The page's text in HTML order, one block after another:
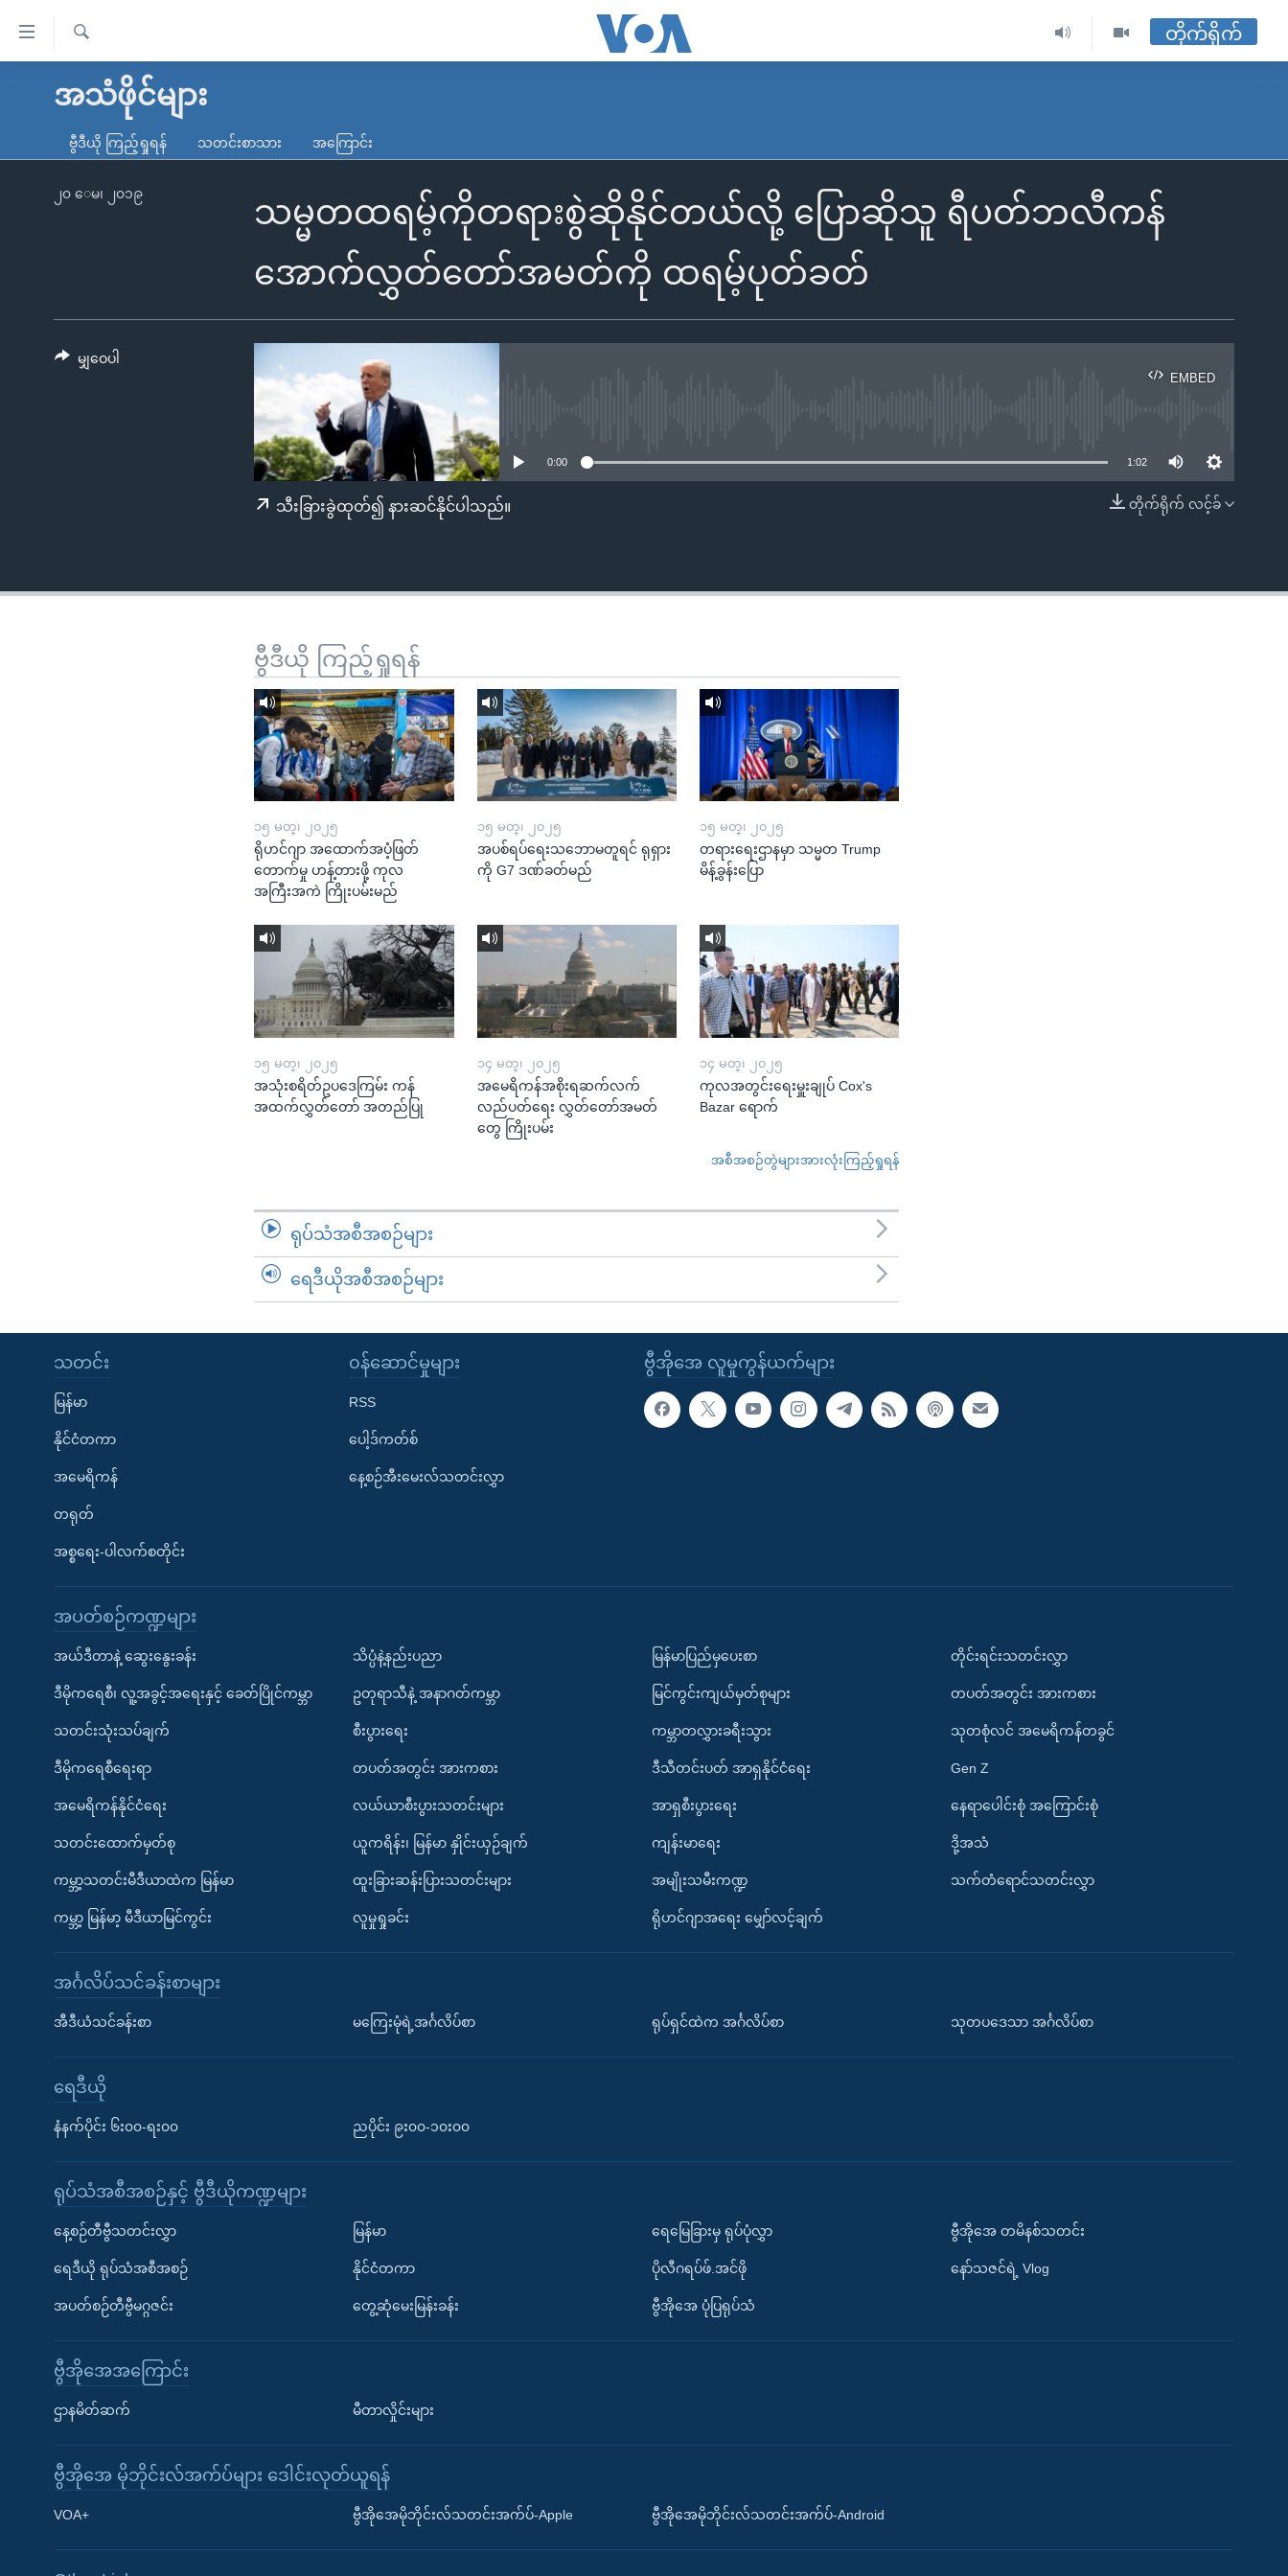
လွယ်ကူ
သည့်
ရန်
မူလစာမျက်နှာ
ကမ္ဘာ့သတင်းများ
နိုင်ငံတကာ
မကြေးမုံရဲ့ အင်္ဂလိပ်စာ
ရေဒီယို
ရေဒီယိုနှင့်ရုပ်သံ အချက်အလက်များ
Learning English
ရ
တိုက်ရိုက်
အသံဖိုင်များ
ဗွီဒီယို ကြည့်ရှုရန် သတင်းစာသား အကြောင်း
သမ္မတထရမ့်ကိုတရားစွဲဆိုနိုင်တယ်လို့ ပြောဆိုသူ ရီပတ်ဘလီကန်
အောက်လွှတ်တော်အမတ်ကို ထရမ့်ပုတ်ခတ်
၂၀ ေမ၊ ၂၀၁၉
EMBED
EMBED
0:00 1:02
တိုက်ရိုက် လင့်ခ်
သီးခြားခွဲထုတ်၍ နားဆင်နိုင်ပါသည်။
မျှဝေပါ
ဗွီဒီယို ကြည့်ရှုရန်
၁၅ မတ္၊ ၂၀၂၅
ရိုဟင်ဂျာ အထောက်အပံ့ဖြတ်
တောက်မှု ဟန့်တားဖို့ ကုလ
အကြီးအကဲ ကြိုးပမ်းမည်
၁၅ မတ္၊ ၂၀၂၅
အပစ်ရပ်ရေးသဘောမတူရင် ရုရှား
ကို G7 ဒဏ်ခတ်မည်
၁၅ မတ္၊ ၂၀၂၅
တရားရေးဌာနမှာ သမ္မတ Trump
မိန့်ခွန်းပြော
၁၅ မတ္၊ ၂၀၂၅
အသုံးစရိတ်ဥပဒေကြမ်း ကန်
အထက်လွှတ်တော် အတည်ပြု
၁၄ မတ္၊ ၂၀၂၅
အမေရိကန်အစိုးရဆက်လက်
လည်ပတ်ရေး လွှတ်တော်အမတ်
တွေ ကြိုးပမ်း
၁၄ မတ္၊ ၂၀၂၅
ကုလအတွင်းရေးမှူးချုပ် Cox's
Bazar ရောက်
အစီအစဉ်တွဲများအားလုံးကြည့်ရှုရန်
ရုပ်သံအစီအစဉ်များ
ရေဒီယိုအစီအစဉ်များ
ဗွီအိုအေ လူမှုကွန်ယက်များ
သတင်း
မြန်မာ
နိုင်ငံတကာ
အမေရိကန်
တရုတ်
အစ္စရေး-ပါလက်စတိုင်း
၀န်ဆောင်မှုများ
RSS
ပေါ့ဒ်ကတ်စ်
နေ့စဉ်အီးမေးလ်သတင်းလွှာ
အပတ်စဉ်ကဏ္ဍများ
အယ်ဒီတာနဲ့ ဆွေးနွေးခန်း
ဒီမိုကရေစီ၊ လူ့အခွင့်အရေးနှင့် ခေတ်ပြိုင်ကမ္ဘာ
သတင်းသုံးသပ်ချက်
ဒီမိုကရေစီရေးရာ
အမေရိကန်နိုင်ငံရေး
သတင်းထောက်မှတ်စု
ကမ္ဘာ့သတင်းမီဒီယာထဲက မြန်မာ
ကမ္ဘာ့ မြန်မာ့ မီဒီယာမြင်ကွင်း
သိပ္ပံနဲ့နည်းပညာ
ဥတုရာသီနဲ့ အနာဂတ်ကမ္ဘာ
စီးပွားရေး
တပတ်အတွင်း အားကစား
လယ်ယာစီးပွားသတင်းများ
ယူကရိန်း၊ မြန်မာ နှိုင်းယှဉ်ချက်
ထူးခြားဆန်းပြားသတင်းများ
လူမှုရှုခင်း
မြန်မာပြည်မှပေးစာ
မြင်ကွင်းကျယ်မှတ်စုများ
ကမ္ဘာတလွှားခရီးသွား
ဒီသီတင်းပတ် အာရှနိုင်ငံရေး
အာရှစီးပွားရေး
ကျန်းမာရေး
အမျိုးသမီးကဏ္ဍ
ရိုဟင်ဂျာအရေး မျှော်လင့်ချက်
တိုင်းရင်းသတင်းလွှာ
တပတ်အတွင်း အားကစား
သုတစုံလင် အမေရိကန်တခွင်
Gen Z
နေရာပေါင်းစုံ အကြောင်းစုံ
ဒို့အသံ
သက်တံရောင်သတင်းလွှာ
အင်္ဂလိပ်သင်ခန်းစာများ
အီဒီယံသင်ခန်းစာ မကြေးမုံရဲ့အင်္ဂလိပ်စာ ရုပ်ရှင်ထဲက အင်္ဂလိပ်စာ သုတပဒေသာ အင်္ဂလိပ်စာ
ရေဒီယို
နံနက်ပိုင်း ၆း၀၀-ရး၀၀ ညပိုင်း ၉း၀၀-၁၀း၀၀
ရုပ်သံအစီအစဉ်နှင့် ဗွီဒီယိုကဏ္ဍများ
နေ့စဉ်တီဗွီသတင်းလွှာ
ရေဒီယို ရုပ်သံအစီအစဉ်
အပတ်စဉ်တီဗွီမဂ္ဂဇင်း
မြန်မာ
နိုင်ငံတကာ
တွေ့ဆုံမေးမြန်းခန်း
ရေမြေခြားမှ ရုပ်ပုံလွှာ
ပိုလီဂရပ်ဖ်.အင်ဖို
ဗွီအိုအေ ပုံပြရုပ်သံ
ဗွီအိုအေ တမိနစ်သတင်း
နော်သဇင်ရဲ့ Vlog
ဗွီအိုအေအကြောင်း
ဌာနမိတ်ဆက် မီတာလှိုင်းများ
ဗွီအိုအေ မိုဘိုင်းလ်အက်ပ်များ ဒေါင်းလုတ်ယူရန်
VOA+ ဗွီအိုအေမိုဘိုင်းလ်သတင်းအက်ပ်-Apple ဗွီအိုအေမိုဘိုင်းလ်သတင်းအက်ပ်-Android